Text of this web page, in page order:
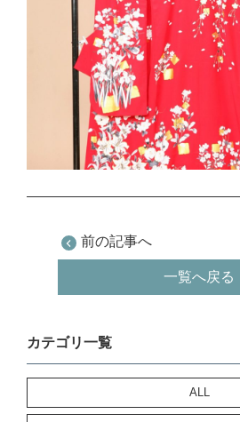
前の記事へ
一覧へ戻る
カテゴリ一覧
ALL